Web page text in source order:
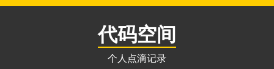
跳
代码空间
个人点滴记录